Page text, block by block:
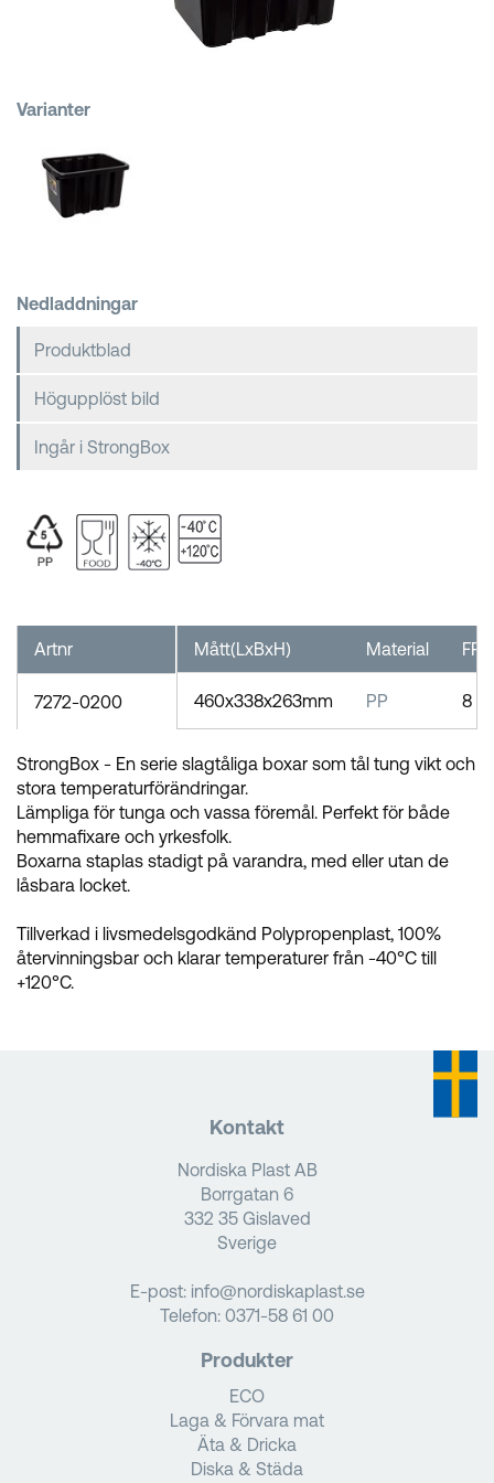
Varianter
Nedladdningar
Produktblad
Högupplöst bild
Ingår i StrongBox
Mått(LxBxH) Material FP
460x338x263mm PP 8
Artnr
7272-0200
StrongBox - En serie slagtåliga boxar som tål tung vikt och
stora temperaturförändringar.
Lämpliga för tunga och vassa föremål. Perfekt för både
hemmafixare och yrkesfolk.
Boxarna staplas stadigt på varandra, med eller utan de
låsbara locket.
Tillverkad i livsmedelsgodkänd Polypropenplast, 100%
återvinningsbar och klarar temperaturer från -40°C till
+120°C.
Kontakt
Nordiska Plast AB
Borrgatan 6
332 35 Gislaved
Sverige
E-post: info@nordiskaplast.se
Telefon: 0371-58 61 00
Produkter
ECO
Laga & Förvara mat
Äta & Dricka
Diska & Städa